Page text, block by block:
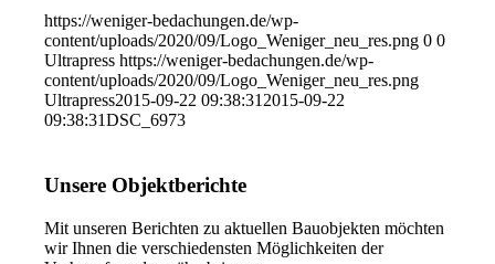
https://weniger-bedachungen.de/wp-
content/uploads/2020/09/Logo_Weniger_neu_res.png 0 0
Ultrapress https://weniger-bedachungen.de/wp-
content/uploads/2020/09/Logo_Weniger_neu_res.png
Ultrapress2015-09-22 09:38:31 2015-09-22
09:38:31DSC_6973
Unsere Objektberichte
Mit unseren Berichten zu aktuellen Bauobjekten möchten
wir Ihnen die verschiedensten Möglichkeiten der